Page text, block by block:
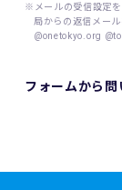
11. 主催者は
宜の場所に掲
が）された時
フォームから問
※メールの受信設定
局からの返信メー
@onetokyo.org